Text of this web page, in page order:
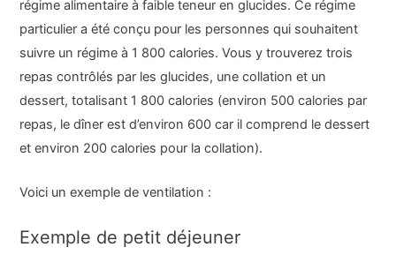
régime alimentaire à faible teneur en glucides. Ce régime
particulier a été conçu pour les personnes qui souhaitent
suivre un régime à 1 800 calories. Vous y trouverez trois
repas contrôlés par les glucides, une collation et un
dessert, totalisant 1 800 calories (environ 500 calories par
repas, le dîner est d’environ 600 car il comprend le dessert
et environ 200 calories pour la collation).
Voici un exemple de ventilation :
Exemple de petit déjeuner